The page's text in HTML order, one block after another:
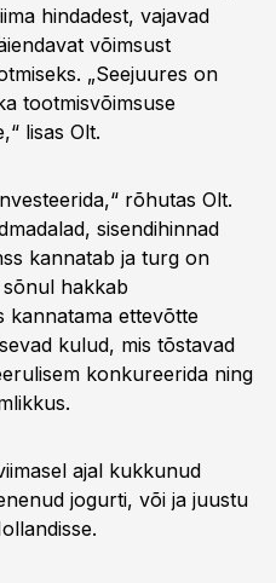
hindadest, vajavad
võimsust
„Seejuures on
tootmisvõimsuse
lisas Olt.
rõhutas Olt.
sisendihinnad
kannatab ja turg on
sõnul hakkab
kannatama ettevõtte
kulud, mis tõstavad
konkureerida ning
ajal kukkunud
jogurti, või ja juustu